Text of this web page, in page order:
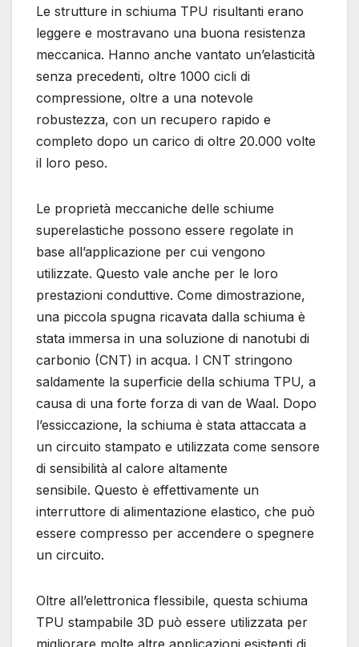
Le strutture in schiuma TPU risultanti erano
leggere e mostravano una buona resistenza
meccanica. Hanno anche vantato un’elasticità
senza precedenti, oltre 1000 cicli di
compressione, oltre a una notevole
robustezza, con un recupero rapido e
completo dopo un carico di oltre 20.000 volte
il loro peso.
Le proprietà meccaniche delle schiume
superelastiche possono essere regolate in
base all’applicazione per cui vengono
utilizzate. Questo vale anche per le loro
prestazioni conduttive. Come dimostrazione,
una piccola spugna ricavata dalla schiuma è
stata immersa in una soluzione di nanotubi di
carbonio (CNT) in acqua. I CNT stringono
saldamente la superficie della schiuma TPU, a
causa di una forte forza di van de Waal. Dopo
l’essiccazione, la schiuma è stata attaccata a
un circuito stampato e utilizzata come sensore
di sensibilità al calore altamente
sensibile. Questo è effettivamente un
interruttore di alimentazione elastico, che può
essere compresso per accendere o spegnere
un circuito.
Oltre all’elettronica flessibile, questa schiuma
TPU stampabile 3D può essere utilizzata per